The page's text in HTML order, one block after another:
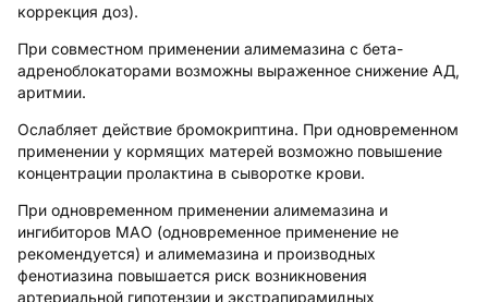
коррекция доз).
При совместном применении алимемазина с бета-
адреноблокаторами возможны выраженное снижение АД,
аритмии.
Ослабляет действие бромокриптина. При одновременном
применении у кормящих матерей возможно повышение
концентрации пролактина в сыворотке крови.
При одновременном применении алимемазина и
ингибиторов МАО (одновременное применение не
рекомендуется) и алимемазина и производных
фенотиазина повышается риск возникновения
артериальной гипотензии и экстрапирамидных